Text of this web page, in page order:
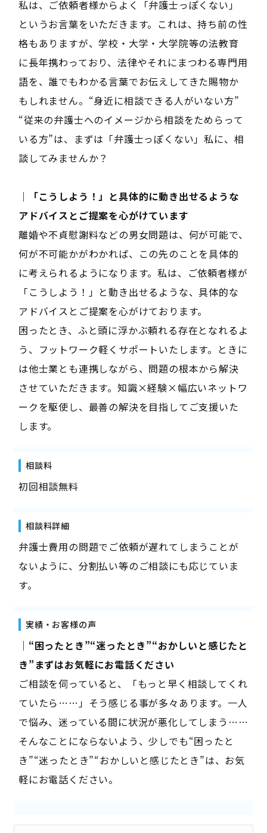
私は、ご依頼者様からよく「弁護士っぽくない」
というお言葉をいただきます。これは、持ち前の性
格もありますが、学校・大学・大学院等の法教育
に長年携わっており、法律やそれにまつわる専門用
語を、誰でもわかる言葉でお伝えしてきた賜物か
もしれません。“身近に相談できる人がいない方”
“従来の弁護士へのイメージから相談をためらって
いる方”は、まずは「弁護士っぽくない」私に、相
談してみませんか？
｜「こうしよう！」と具体的に動き出せるような
アドバイスとご提案を心がけています
離婚や不貞慰謝料などの男女問題は、何が可能で、
何が不可能かがわかれば、この先のことを具体的
に考えられるようになります。私は、ご依頼者様が
「こうしよう！」と動き出せるような、具体的な
アドバイスとご提案を心がけております。
困ったとき、ふと頭に浮かぶ頼れる存在となれるよ
う、フットワーク軽くサポートいたします。ときに
は他士業とも連携しながら、問題の根本から解決
させていただきます。知識×経験×幅広いネットワ
ークを駆使し、最善の解決を目指してご支援いた
します。
相談料
初回相談無料
相談料詳細
弁護士費用の問題でご依頼が遅れてしまうことが
ないように、分割払い等のご相談にも応じていま
す。
実績・お客様の声
｜“困ったとき”“迷ったとき”“おかしいと感じたと
き”まずはお気軽にお電話ください
ご相談を伺っていると、「もっと早く相談してくれ
ていたら……」そう感じる事が多々あります。一人
で悩み、迷っている間に状況が悪化してしまう……
そんなことにならないよう、少しでも“困ったと
き”“迷ったとき”“おかしいと感じたとき”は、お気
軽にお電話ください。